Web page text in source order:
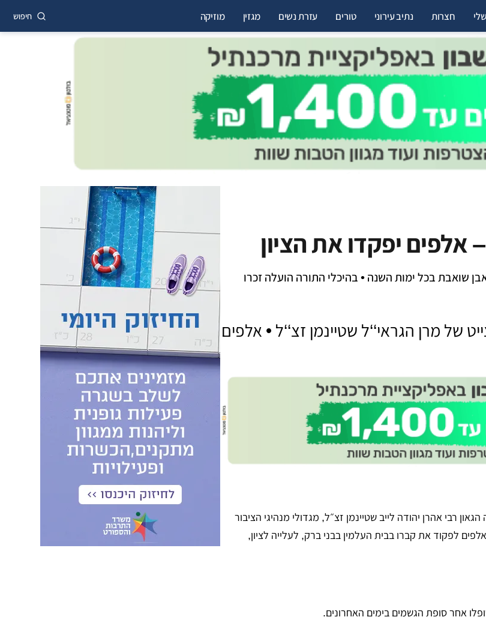
חצרות נתיב עירוני טורים עזרת נשים מגזין מוזיקה חיפוש
שואבת בכל ימות השנה • בהיכלי התורה הועלה זכרו
של מרן הגראי‘‘ל שטיינמן זצ‘‘ל • אלפים
רבי אהרן יהודה לייב שטיינמן זצ״ל, מגדולי מנהיגי הציבור
לפקוד את קברו בבית העלמין בבני ברק, לעלייה לציון,
אחר סופת הגשמים בימים האחרונים.